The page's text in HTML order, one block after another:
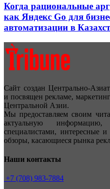
Когда рациональные
как Яндекс Go для
автоматизации в
Сайт создан Центрально-
и посвящен рекламе,
Центральной Азии.
Мы предоставляем своим
актуальную
специалистами, интересные
обзоры, касающиеся рынка
Наши контакты
+7 (708) 983-7884